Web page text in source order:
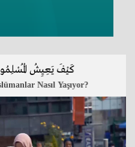
كَيْفَ يَعِيِشُ
Nasıl Yaşıyor?